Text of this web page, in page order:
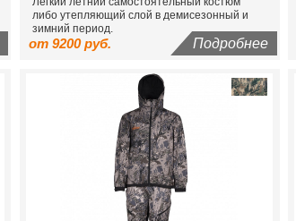
либо утепляющий слой в демисезонный и
зимний период.
от 9200 руб. Подробнее